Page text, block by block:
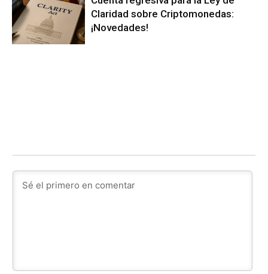
Claridad sobre Criptomonedas:
¡Novedades!